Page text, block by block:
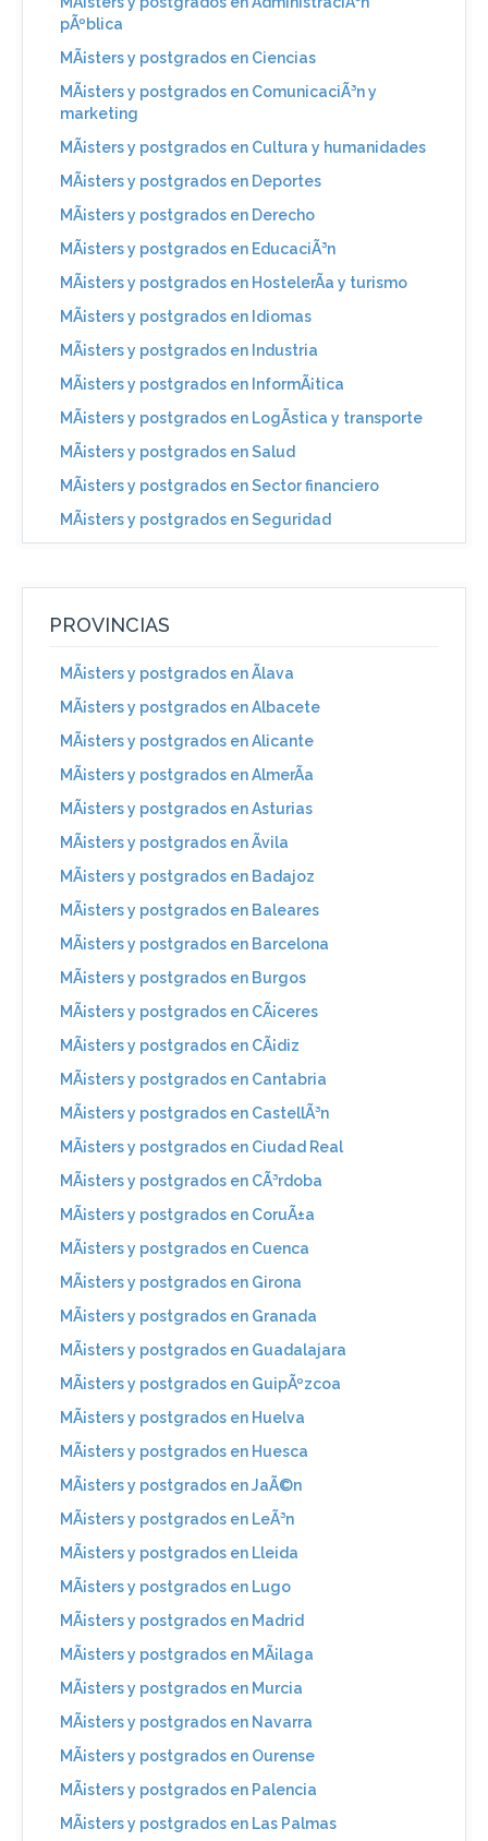
pÃºblica
MÃ¡sters y postgrados en Ciencias
MÃ¡sters y postgrados en ComunicaciÃ³n y
marketing
MÃ¡sters y postgrados en Cultura y humanidades
MÃ¡sters y postgrados en Deportes
MÃ¡sters y postgrados en Derecho
MÃ¡sters y postgrados en EducaciÃ³n
MÃ¡sters y postgrados en HostelerÃ­a y turismo
MÃ¡sters y postgrados en Idiomas
MÃ¡sters y postgrados en Industria
MÃ¡sters y postgrados en InformÃ¡tica
MÃ¡sters y postgrados en LogÃ­stica y transporte
MÃ¡sters y postgrados en Salud
MÃ¡sters y postgrados en Sector financiero
MÃ¡sters y postgrados en Seguridad
PROVINCIAS
MÃ¡sters y postgrados en Ãlava
MÃ¡sters y postgrados en Albacete
MÃ¡sters y postgrados en Alicante
MÃ¡sters y postgrados en AlmerÃ­a
MÃ¡sters y postgrados en Asturias
MÃ¡sters y postgrados en Ãvila
MÃ¡sters y postgrados en Badajoz
MÃ¡sters y postgrados en Baleares
MÃ¡sters y postgrados en Barcelona
MÃ¡sters y postgrados en Burgos
MÃ¡sters y postgrados en CÃ¡ceres
MÃ¡sters y postgrados en CÃ¡diz
MÃ¡sters y postgrados en Cantabria
MÃ¡sters y postgrados en CastellÃ³n
MÃ¡sters y postgrados en Ciudad Real
MÃ¡sters y postgrados en CÃ³rdoba
MÃ¡sters y postgrados en CoruÃ±a
MÃ¡sters y postgrados en Cuenca
MÃ¡sters y postgrados en Girona
MÃ¡sters y postgrados en Granada
MÃ¡sters y postgrados en Guadalajara
MÃ¡sters y postgrados en GuipÃºzcoa
MÃ¡sters y postgrados en Huelva
MÃ¡sters y postgrados en Huesca
MÃ¡sters y postgrados en JaÃ©n
MÃ¡sters y postgrados en LeÃ³n
MÃ¡sters y postgrados en Lleida
MÃ¡sters y postgrados en Lugo
MÃ¡sters y postgrados en Madrid
MÃ¡sters y postgrados en MÃ¡laga
MÃ¡sters y postgrados en Murcia
MÃ¡sters y postgrados en Navarra
MÃ¡sters y postgrados en Ourense
MÃ¡sters y postgrados en Palencia
MÃ¡sters y postgrados en Las Palmas